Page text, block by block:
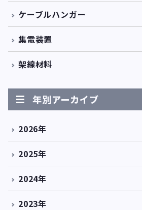
ケーブルハンガー
集電装置
架線材料
年別アーカイブ
2026年
2025年
2024年
2023年